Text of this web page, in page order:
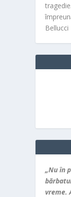
Bellucci
„Nu în
vreme.